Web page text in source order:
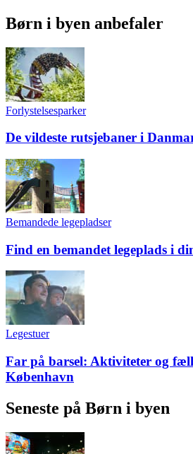
Børn i byen anbefaler
Forlystelsesparker
De vildeste rutsjebaner i
Bemandede legepladser
Find en bemandet legeplads i
Legestuer
Far på barsel: Aktiviteter og
København
Seneste på Børn i byen